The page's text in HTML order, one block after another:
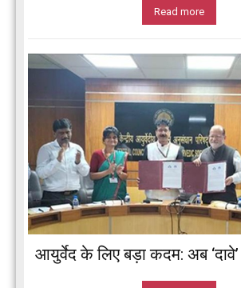
Read more
आयुर्वेद के लिए बड़ा कदम: अब ‘दावे’